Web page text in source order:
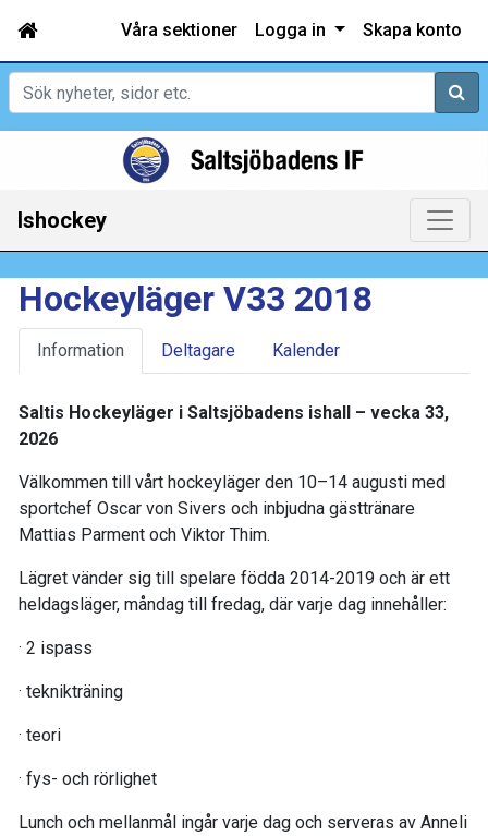
Våra sektioner Logga in Skapa konto
Sök
Ishockey
Hockeyläger V33 2018
Information Deltagare Kalender
Saltis Hockeyläger i Saltsjöbadens ishall – vecka 33,
2026
Välkommen till vårt hockeyläger den 10–14 augusti med
sportchef Oscar von Sivers och inbjudna gästtränare
Mattias Parment och Viktor Thim.
Lägret vänder sig till spelare födda 2014-2019 och är ett
heldagsläger, måndag till fredag, där varje dag innehåller:
· 2 ispass
· teknikträning
· teori
· fys- och rörlighet
Lunch och mellanmål ingår varje dag och serveras av Anneli